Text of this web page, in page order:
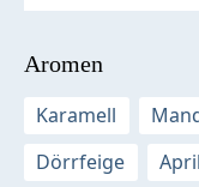
Aromen
Karamell
Dörrfeige